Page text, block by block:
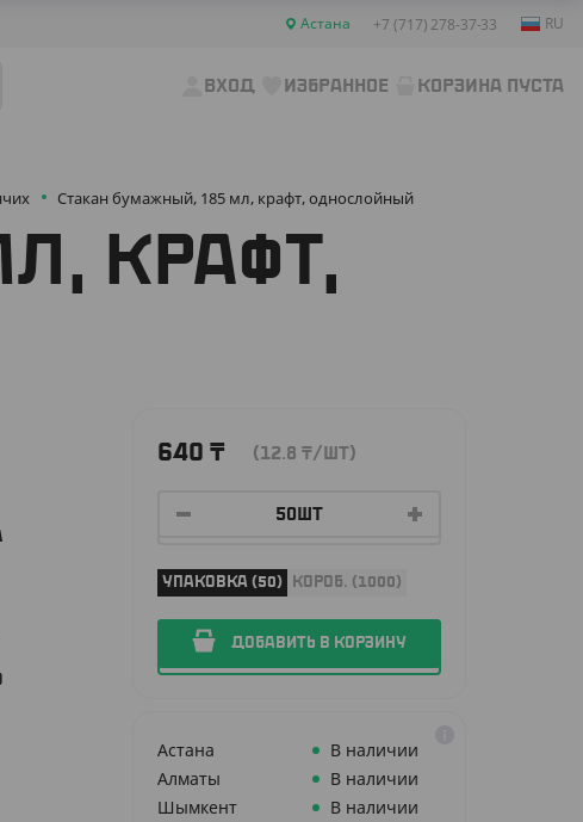
Астана +7 (717) 278-37-33 RU
ВХОД ИЗБРАННОЕ КОРЗИНА ПУСТА
Стакан бумажный, 185 мл, крафт, однослойный
КРАФТ,
640 ₸ (12.8 ₸/ШТ)
УПАКОВКА (50) КОРОБ. (1000)
ДОБАВИТЬ В КОРЗИНУ
Астана
В наличии
Алматы
В наличии
Шымкент
В наличии